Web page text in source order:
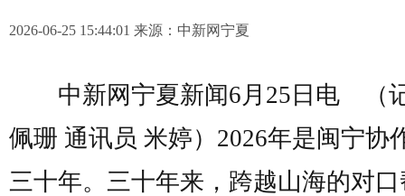
2026-06-25 15:44:01 来源：中新网宁夏
中新网宁夏新闻6月25日电 （
佩珊 通讯员 米婷）2026年是闽宁协
三十年。三十年来，跨越山海的对